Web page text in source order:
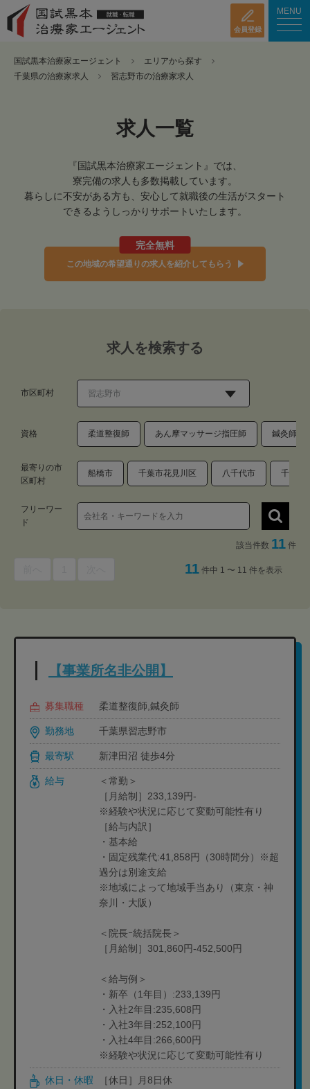
会員登録
MENU
国試黒本治療家エージェント
エリアから探す
千葉県の治療家求人
習志野市の治療家求人
求人一覧
『国試黒本治療家エージェント』では、
寮完備の求人も多数掲載しています。
暮らしに不安がある方も、安心して就職後の生活がスタート
できるようしっかりサポートいたします。
完全無料
この地域の希望通りの求人を紹介してもらう
求人を検索する
市区町村
資格 柔道整復師 あん摩マッサージ指圧師 鍼灸師
最寄りの市
区町村
船橋市 千葉市花見川区 八千代市 千葉市
フリーワー
ド
該当件数 11 件
11 件中 1 〜 11 件を表示
【事業所名非公開】
募集職種 柔道整復師,鍼灸師
勤務地 千葉県習志野市
最寄駅 新津田沼 徒歩4分
給与
＜常勤＞
［月給制］233,139円-
※経験や状況に応じて変動可能性有り
［給与内訳］
・基本給
・固定残業代:41,858円（30時間分）※超
過分は別途支給
※地域によって地域手当あり（東京・神
奈川・大阪）
＜院長ｰ統括院長＞
［月給制］301,860円-452,500円
＜給与例＞
・新卒（1年目）:233,139円
・入社2年目:235,608円
・入社3年目:252,100円
・入社4年目:266,600円
※経験や状況に応じて変動可能性有り
休日・休暇
［休日］月8日休